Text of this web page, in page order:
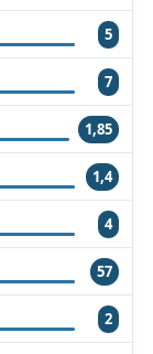
5
7
1,85
1,4
4
57
2